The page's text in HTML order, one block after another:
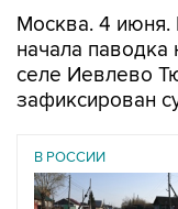
Москва. 4 июня.
начала
селе Иевлево
зафиксирован
В РОССИИ